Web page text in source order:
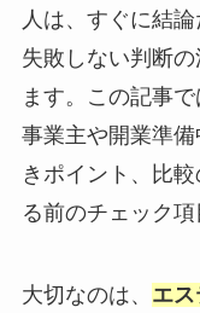
人は、すぐに結
失敗しない判断
ます。この記事
事業主や開業準
きポイント、比
る前のチェック項
大切なのは、 エ